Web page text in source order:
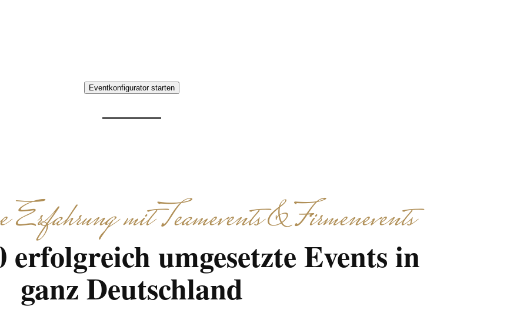
Eventkonfigurator starten
mit Teamevents & Firmenevents
erfolgreich umgesetzte Events in
ganz Deutschland